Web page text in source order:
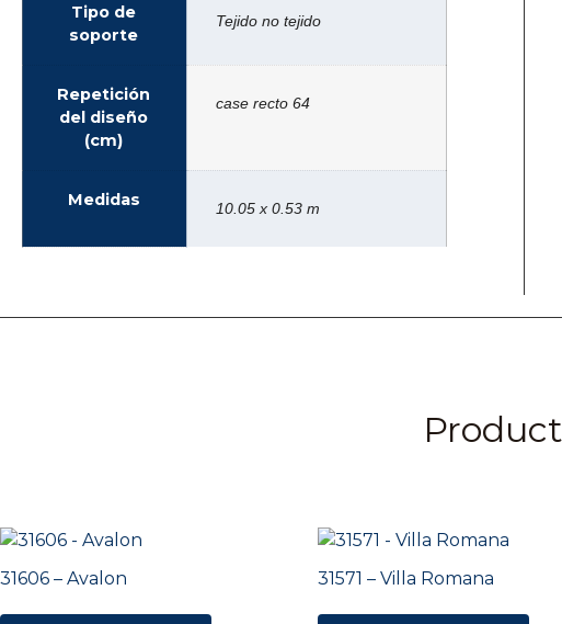
Tipo de
soporte
Tejido no tejido
Repetición
del diseño
(cm)
case recto 64
Medidas 10.05 x 0.53 m
31606 – Avalon 31571 – Villa Romana